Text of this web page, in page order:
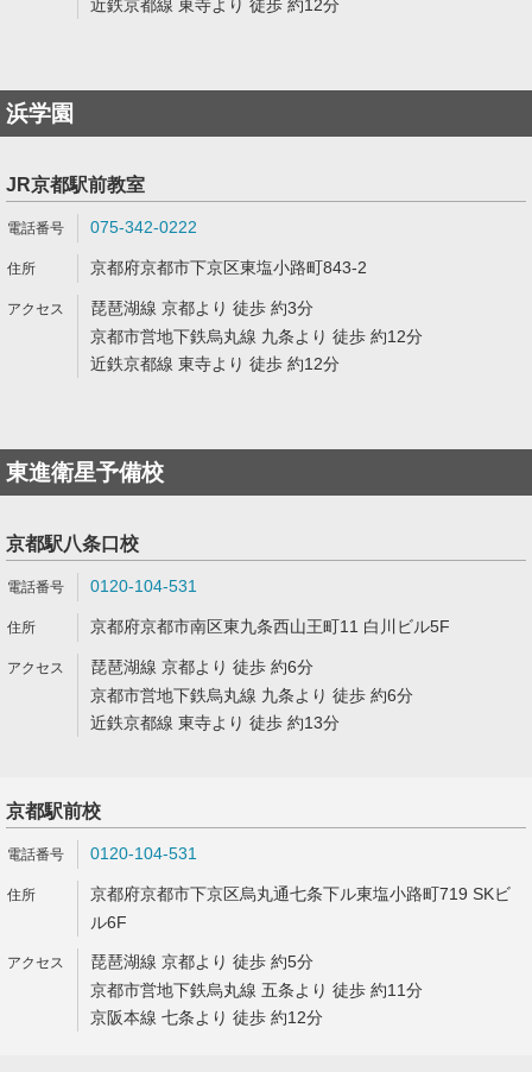
近鉄京都線 東寺より 徒歩 約12分
浜学園
JR京都駅前教室
075-342-0222
京都府京都市下京区東塩小路町843-2
琵琶湖線 京都より 徒歩 約3分
京都市営地下鉄烏丸線 九条より 徒歩 約12分
近鉄京都線 東寺より 徒歩 約12分
東進衛星予備校
京都駅八条口校
0120-104-531
京都府京都市南区東九条西山王町11 白川ビル5F
琵琶湖線 京都より 徒歩 約6分
京都市営地下鉄烏丸線 九条より 徒歩 約6分
近鉄京都線 東寺より 徒歩 約13分
京都駅前校
0120-104-531
京都府京都市下京区烏丸通七条下ル東塩小路町719 SKビ
ル6F
琵琶湖線 京都より 徒歩 約5分
京都市営地下鉄烏丸線 五条より 徒歩 約11分
京阪本線 七条より 徒歩 約12分